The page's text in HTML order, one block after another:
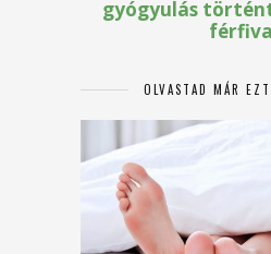
OLVASTAD MÁR